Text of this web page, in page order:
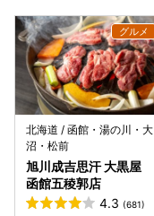
北海道 / 函館・湯の川・大
沼・松前
旭川成吉思汗 大黒屋
函館五稜郭店
4.3 (681)